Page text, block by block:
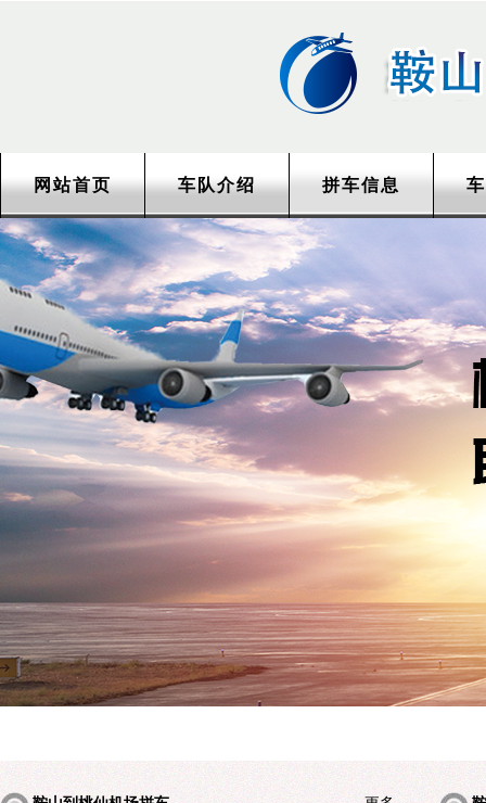
网站首页 车队介绍 拼车信息